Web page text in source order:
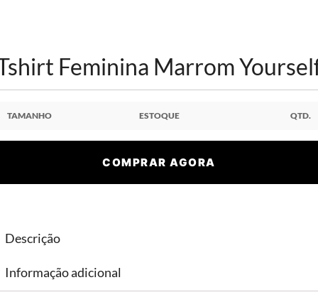
Feminina Marrom
TAMANHO ESTOQUE QTD.
COMPRAR AGORA
Descrição
Informação adicional